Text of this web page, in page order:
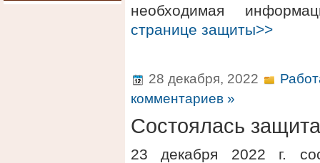
необходимая
странице защиты>>
28 декабря, 2022
комментариев »
Состоялась защита
23 декабря 2022 г.